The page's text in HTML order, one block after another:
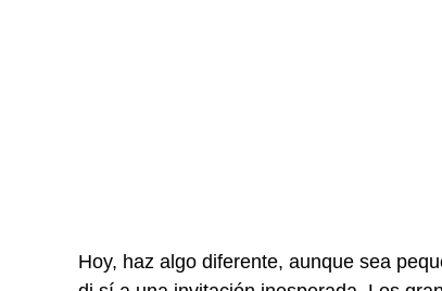
Hoy, haz algo diferente, aunque sea